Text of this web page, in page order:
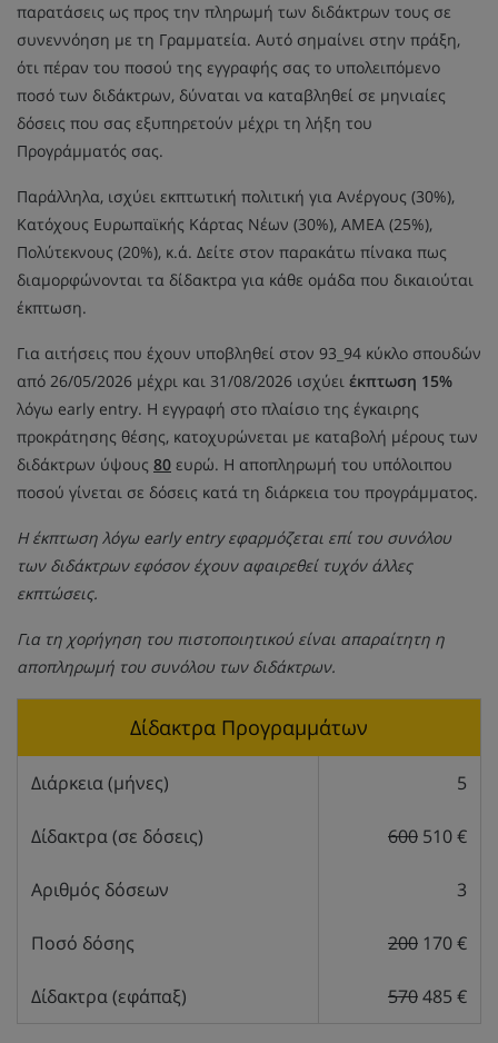
παρατάσεις ως προς την πληρωμή των διδάκτρων τους σε
συνεννόηση με τη Γραμματεία. Αυτό σημαίνει στην πράξη,
ότι πέραν του ποσού της εγγραφής σας το υπολειπόμενο
ποσό των διδάκτρων, δύναται να καταβληθεί σε μηνιαίες
δόσεις που σας εξυπηρετούν μέχρι τη λήξη του
Προγράμματός σας.
Παράλληλα, ισχύει εκπτωτική πολιτική για Ανέργους (30%),
Κατόχους Ευρωπαϊκής Κάρτας Νέων (30%), ΑΜΕΑ (25%),
Πολύτεκνους (20%), κ.ά. Δείτε στον παρακάτω πίνακα πως
διαμορφώνονται τα δίδακτρα για κάθε ομάδα που δικαιούται
έκπτωση.
Για αιτήσεις που έχουν υποβληθεί στον 93_94 κύκλο σπουδών
από 26/05/2026 μέχρι και 31/08/2026 ισχύει έκπτωση 15%
λόγω early entry. Η εγγραφή στο πλαίσιο της έγκαιρης
προκράτησης θέσης, κατοχυρώνεται με καταβολή μέρους των
διδάκτρων ύψους 80 ευρώ. Η αποπληρωμή του υπόλοιπου
ποσού γίνεται σε δόσεις κατά τη διάρκεια του προγράμματος.
Η έκπτωση λόγω early entry εφαρμόζεται επί του συνόλου
των διδάκτρων εφόσον έχουν αφαιρεθεί τυχόν άλλες
εκπτώσεις.
Για τη χορήγηση του πιστοποιητικού είναι απαραίτητη η
αποπληρωμή του συνόλου των διδάκτρων.
Δίδακτρα Προγραμμάτων
Διάρκεια (μήνες) 5
Δίδακτρα (σε δόσεις) 600 510 €
Αριθμός δόσεων 3
Ποσό δόσης 200 170 €
Δίδακτρα (εφάπαξ) 570485 €